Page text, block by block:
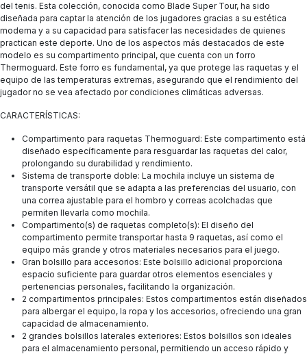
del tenis. Esta colección, conocida como Blade Super Tour, ha sido
diseñada para captar la atención de los jugadores gracias a su estética
moderna y a su capacidad para satisfacer las necesidades de quienes
practican este deporte. Uno de los aspectos más destacados de este
modelo es su compartimento principal, que cuenta con un forro
Thermoguard. Este forro es fundamental, ya que protege las raquetas y el
equipo de las temperaturas extremas, asegurando que el rendimiento del
jugador no se vea afectado por condiciones climáticas adversas.
CARACTERÍSTICAS:
Compartimento para raquetas Thermoguard: Este compartimento está
diseñado específicamente para resguardar las raquetas del calor,
prolongando su durabilidad y rendimiento.
Sistema de transporte doble: La mochila incluye un sistema de
transporte versátil que se adapta a las preferencias del usuario, con
una correa ajustable para el hombro y correas acolchadas que
permiten llevarla como mochila.
Compartimento(s) de raquetas completo(s): El diseño del
compartimento permite transportar hasta 9 raquetas, así como el
equipo más grande y otros materiales necesarios para el juego.
Gran bolsillo para accesorios: Este bolsillo adicional proporciona
espacio suficiente para guardar otros elementos esenciales y
pertenencias personales, facilitando la organización.
2 compartimentos principales: Estos compartimentos están diseñados
para albergar el equipo, la ropa y los accesorios, ofreciendo una gran
capacidad de almacenamiento.
2 grandes bolsillos laterales exteriores: Estos bolsillos son ideales
para el almacenamiento personal, permitiendo un acceso rápido y